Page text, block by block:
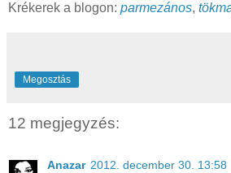
Krékerek a blogon: parmezános,
Megosztás
12 megjegyzés:
Anazar 2012. december 30. 13:58